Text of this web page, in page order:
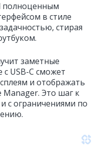
полноценным
в стиле
стирая
заметные
USB-C сможет
и отображать
Manager. Это шаг к
с ограничениями по